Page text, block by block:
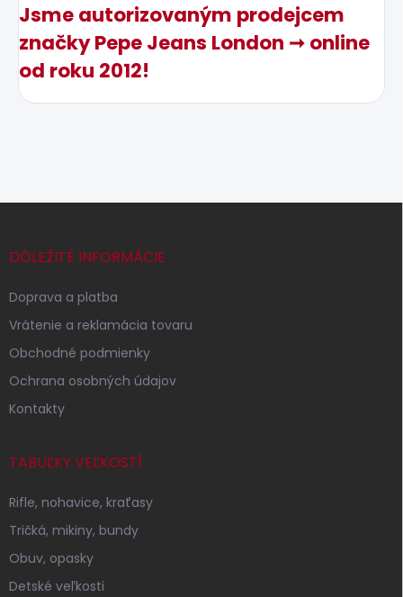
Jsme autorizovaným prodejcem
značky Pepe Jeans London ➞ online
od roku 2012!
pDÔLEŽITÉ INFORMÁCIE
Doprava a platba
Vrátenie a reklamácia tovaru
Obchodné podmienky
Ochrana osobných údajov
Kontakty
TABUĽKY VEĽKOSTÍ
Rifle, nohavice, kraťasy
Tričká, mikiny, bundy
Obuv, opasky
Detské veľkosti